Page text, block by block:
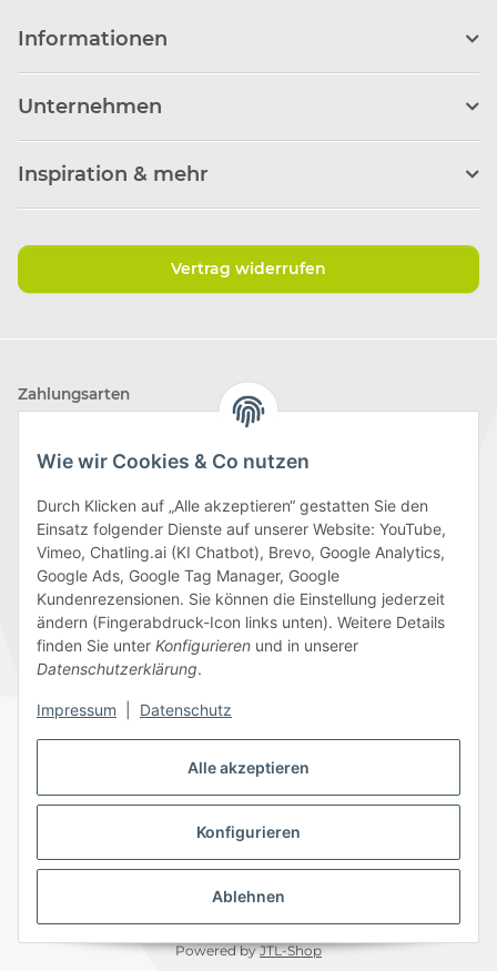
Alle akzeptieren
Konfigurieren
Ablehnen
Wie wir Cookies & Co nutzen
Durch Klicken auf „Alle akzeptieren“ gestatten Sie den
Einsatz folgender Dienste auf unserer Website: YouTube,
Vimeo, Chatling.ai (KI Chatbot), Brevo, Google Analytics,
Google Ads, Google Tag Manager, Google
Kundenrezensionen. Sie können die Einstellung jederzeit
ändern (Fingerabdruck-Icon links unten). Weitere Details
finden Sie unter Konfigurieren und in unserer
Datenschutzerklärung.
Impressum Datenschutz
Informationen
Unternehmen
Inspiration & mehr
Vertrag widerrufen
Zahlungsarten
Wir versenden mit
Folge uns
DatenschutzAGBSitemapImpressum
BatteriegesetzhinweiseWiderrufsrecht
Powered byJTL-Shop